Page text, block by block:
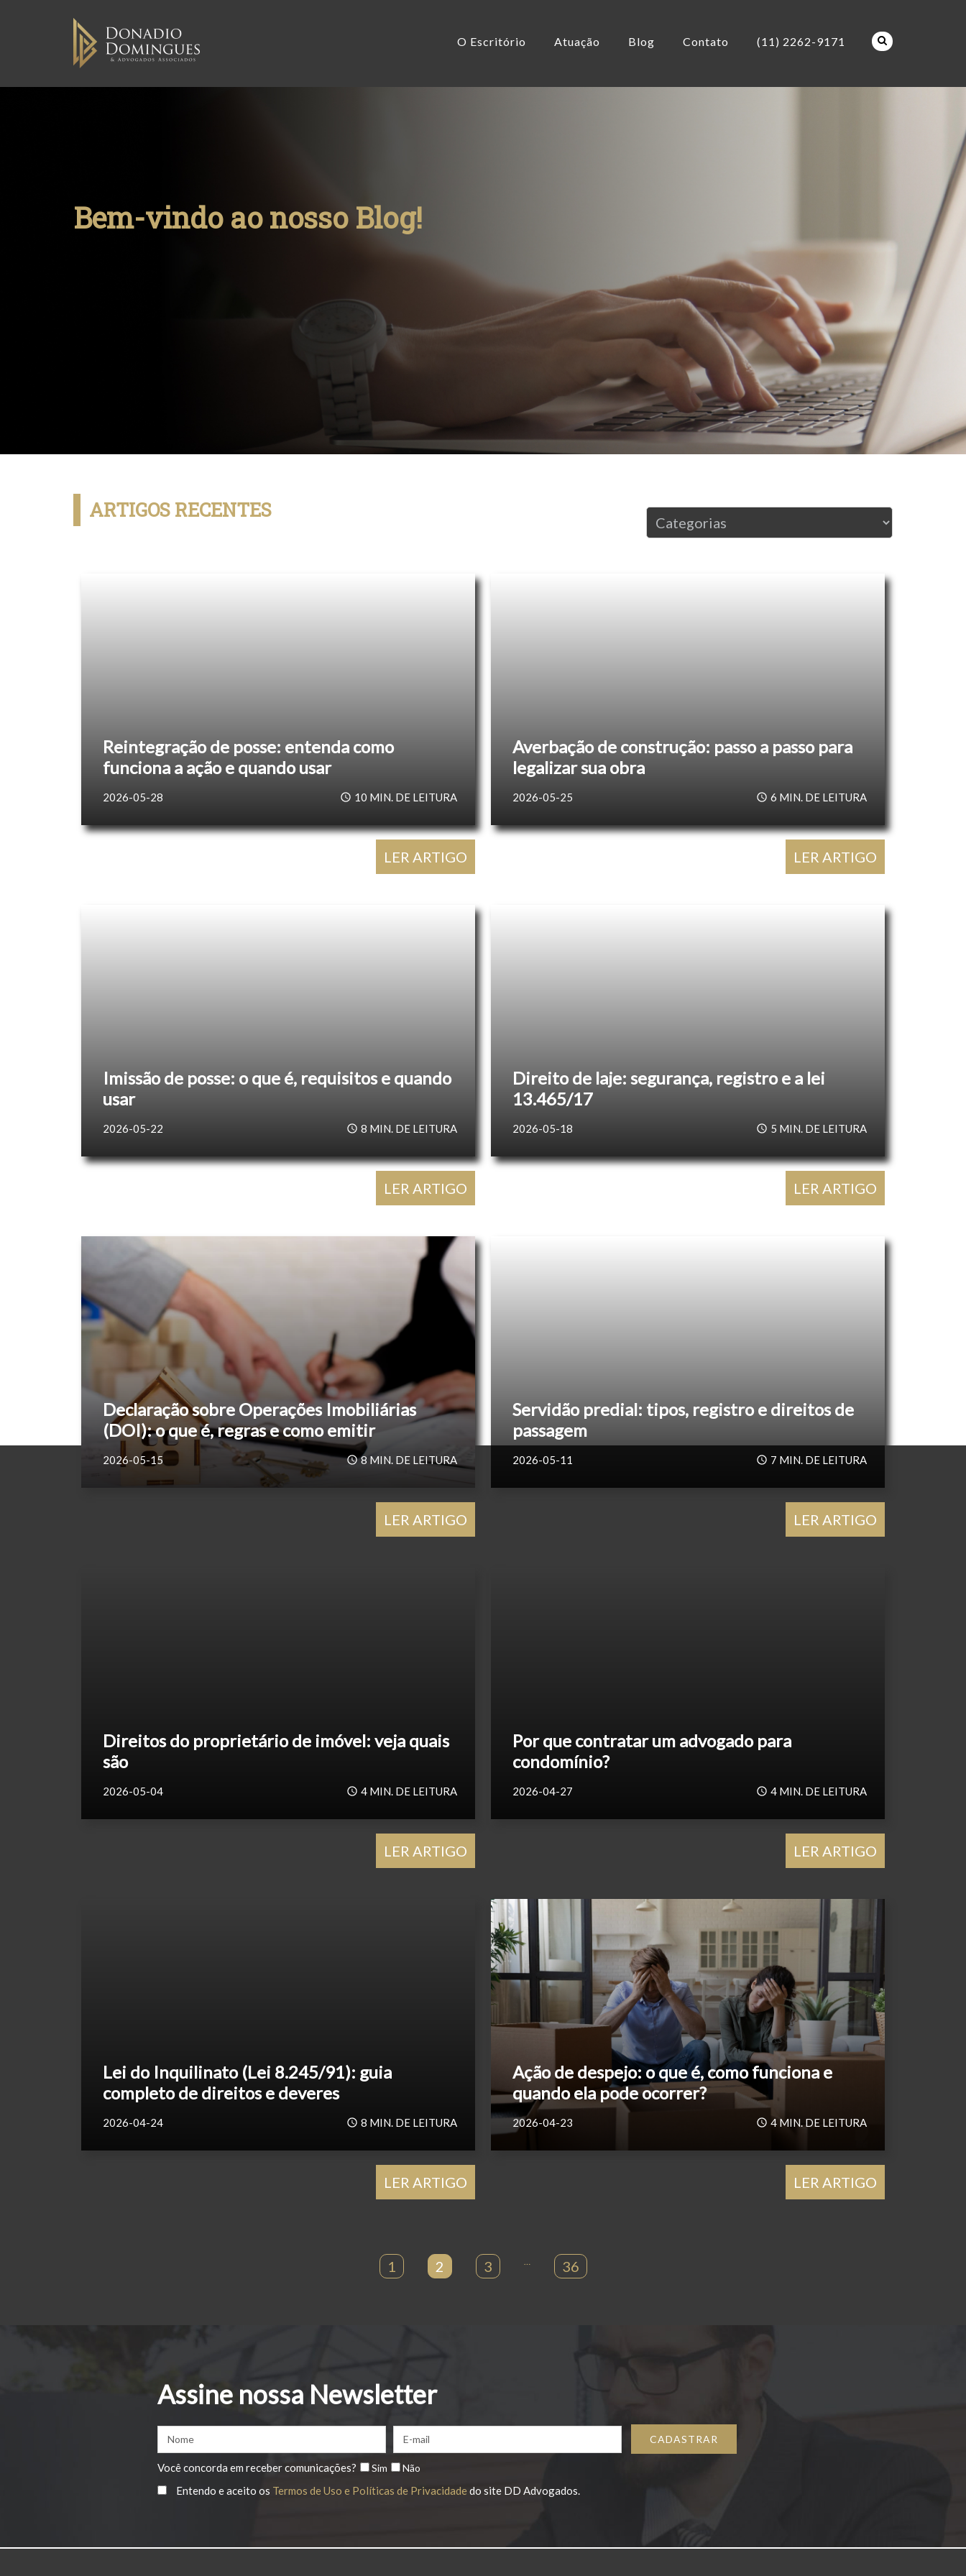
O Escritório Atuação Blog Contato (11) 2262-9171
Bem-vindo ao nosso Blog!
ARTIGOS RECENTES
Reintegração de posse: entenda como
funciona a ação e quando usar
2026-05-28 10 MIN. DE LEITURA
LER ARTIGO
Averbação de construção: passo a passo para
legalizar sua obra
2026-05-25 6 MIN. DE LEITURA
LER ARTIGO
Imissão de posse: o que é, requisitos e quando
usar
2026-05-22 8 MIN. DE LEITURA
LER ARTIGO
Direito de laje: segurança, registro e a lei
13.465/17
2026-05-18 5 MIN. DE LEITURA
LER ARTIGO
Declaração sobre Operações Imobiliárias
(DOI): o que é, regras e como emitir
2026-05-15 8 MIN. DE LEITURA
LER ARTIGO
Servidão predial: tipos, registro e direitos de
passagem
2026-05-11 7 MIN. DE LEITURA
LER ARTIGO
Direitos do proprietário de imóvel: veja quais
são
2026-05-04 4MIN. DE LEITURA
LER ARTIGO
Por que contratar um advogado para
condomínio?
2026-04-27 4MIN. DE LEITURA
LER ARTIGO
Lei do Inquilinato (Lei 8.245/91): guia
completo de direitos e deveres
2026-04-24 8 MIN. DE LEITURA
LER ARTIGO
Ação de despejo: o que é, como funciona e
quando ela pode ocorrer?
2026-04-23 4MIN. DE LEITURA
LER ARTIGO
1 2 3 … 36
Assine nossa Newsletter
Você concorda em receber comunicações? Sim Não
Entendo e aceito os Termos de Uso e Políticas de Privacidadedo site DD Advogados.